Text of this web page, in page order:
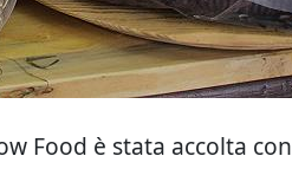
Food è stata accolta con